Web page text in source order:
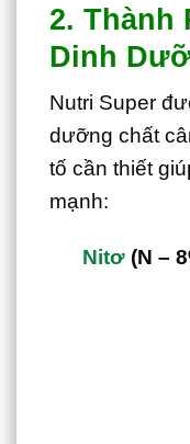
2. Thành
Dinh
Nutri Super
dưỡng chất
tố cần thiết
mạnh:
Nitơ (N –